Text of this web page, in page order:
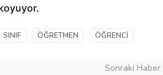
SINIF ÖĞRETMEN ÖĞRENCI
Sonraki Haber